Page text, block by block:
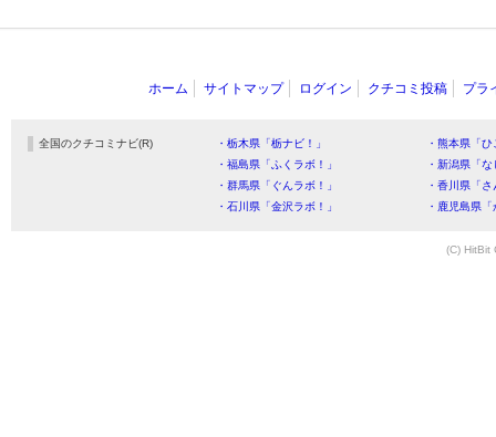
ホーム サイトマップ ログイン クチコミ投稿 プラ
全国のクチコミナビ(R) ・栃木県「栃ナビ！」
・熊本県「
・福島県「ふくラボ！」
・新潟県「
・群馬県「ぐんラボ！」
・香川県「
・石川県「金沢ラボ！」
・鹿児島県
(C) HitBit